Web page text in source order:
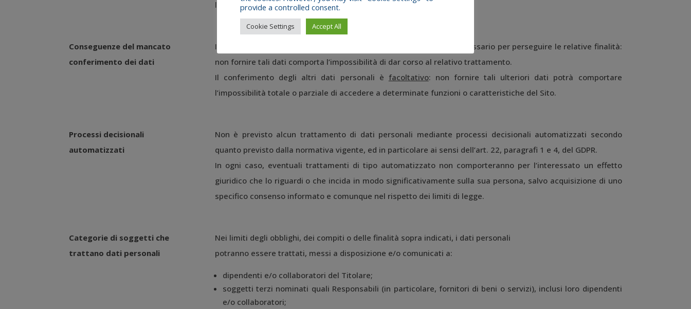
limiti di quanto previsto dalla legge.
Conseguenze del mancato
conferimento dei dati
Il conferimento dei dati personali indicati come
(*) è necessario per perseguire le relative finalità:
non fornire tali dati comporta l’impossibilità di dar corso al relativo trattamento.
Il conferimento degli altri dati personali è facoltativo: non fornire tali ulteriori dati potrà comportare
l’impossibilità totale o parziale di accedere a determinate funzioni o caratteristiche del Sito.
Processi decisionali
automatizzati
Non è previsto alcun trattamento di dati personali mediante processi decisionali automatizzati secondo
quanto previsto dalla normativa vigente, ed in particolare ai sensi dell’art. 22, paragrafi 1 e 4, del GDPR.
In ogni caso, eventuali trattamenti di tipo automatizzato non comporteranno per l’interessato un effetto
giuridico che lo riguardi o che incida in modo significativamente sulla sua persona, salvo acquisizione di uno
specifico consenso informato e comunque nel rispetto dei limiti di legge.
Categorie di soggetti che
trattano dati personali
Nei limiti degli obblighi, dei compiti o delle finalità sopra indicati, i dati personali
potranno essere trattati, messi a disposizione e/o comunicati a:
dipendenti e/o collaboratori del Titolare;
soggetti terzi nominati quali Responsabili (in particolare, fornitori di beni o servizi), inclusi loro dipendenti
e/o collaboratori;
provide a controlled consent.
Cookie Settings Accept All